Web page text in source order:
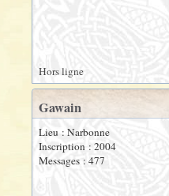
Hors ligne
Gawain
Lieu : Narbonne
Inscription : 2004
Messages : 477